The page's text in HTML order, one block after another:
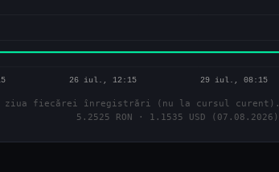
fiecărei înregistrări (nu la cursul curent).
5.2525 RON · 1.1535 USD